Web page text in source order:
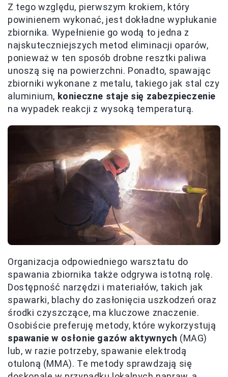
Z tego względu, pierwszym krokiem, który
powinienem wykonać, jest dokładne wypłukanie
zbiornika. Wypełnienie go wodą to jedna z
najskuteczniejszych metod eliminacji oparów,
ponieważ w ten sposób drobne resztki paliwa
unoszą się na powierzchni. Ponadto, spawając
zbiorniki wykonane z metalu, takiego jak stal czy
aluminium, konieczne staje się zabezpieczenie
na wypadek reakcji z wysoką temperaturą.
Organizacja odpowiedniego warsztatu do
spawania zbiornika także odgrywa istotną rolę.
Dostępność narzędzi i materiałów, takich jak
spawarki, blachy do zasłonięcia uszkodzeń oraz
środki czyszczące, ma kluczowe znaczenie.
Osobiście preferuję metody, które wykorzystują
spawanie w osłonie gazów aktywnych (MAG)
lub, w razie potrzeby, spawanie elektrodą
otuloną (MMA). Te metody sprawdzają się